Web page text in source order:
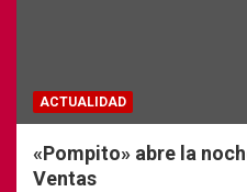
ACTUALIDAD
«Pompito» abre la
Ventas